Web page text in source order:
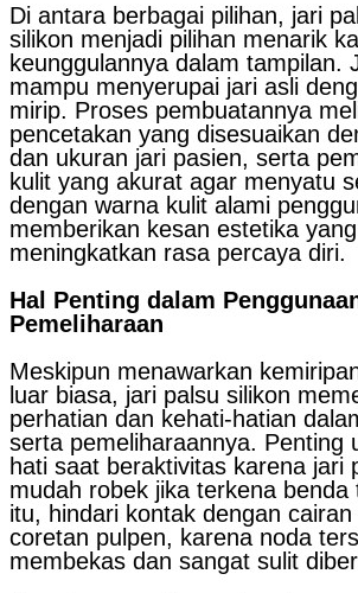
Di antara berbagai pilihan, jari
silikon menjadi pilihan menarik
keunggulannya dalam tampilan.
mampu menyerupai jari asli
mirip. Proses pembuatannya
pencetakan yang disesuaikan
dan ukuran jari pasien, serta
kulit yang akurat agar menyatu
dengan warna kulit alami
memberikan kesan estetika
meningkatkan rasa percaya diri.
Hal Penting dalam
Pemeliharaan
Meskipun menawarkan
luar biasa, jari palsu silikon
perhatian dan kehati-hatian
serta pemeliharaannya. Penting
hati saat beraktivitas karena jari
mudah robek jika terkena benda
itu, hindari kontak dengan
coretan pulpen, karena noda
membekas dan sangat sulit